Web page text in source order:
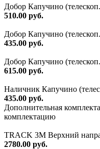
Добор Капучино
510.00 руб.
Добор Капучино
435.00 руб.
Добор Капучино
615.00 руб.
Наличник Капучино
435.00 руб.
Дополнительная
комплектацию
TRACK 3M Верхний
2780.00 руб.